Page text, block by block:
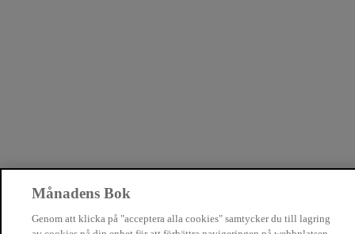
Månadens Bok
Genom att klicka på "acceptera alla cookies" samtycker du till lagring